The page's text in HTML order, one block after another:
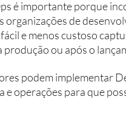
é importante porque
de
e menos custoso
produção ou após o
podem implementar
operações para que